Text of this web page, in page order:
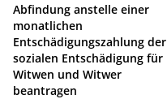
Abfindung anstelle einer
monatlichen
Entschädigungszahlung der
sozialen Entschädigung für
Witwen und Witwer
beantragen